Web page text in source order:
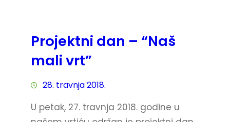
Projektni dan – “Naš
mali vrt”
28. travnja 2018.
U petak, 27. travnja 2018. godine u